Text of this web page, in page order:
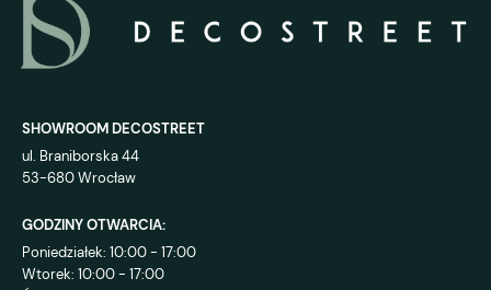
SHOWROOM DECOSTREET
ul. Braniborska 44
53-680 Wrocław
GODZINY OTWARCIA:
Poniedziałek: 10:00 - 17:00
Wtorek: 10:00 - 17:00